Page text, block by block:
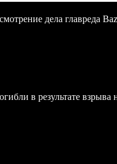
дела главреда
в результате